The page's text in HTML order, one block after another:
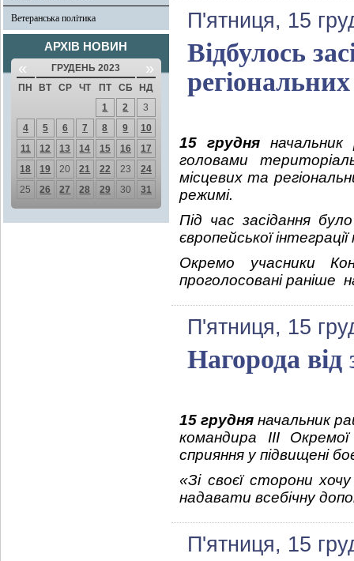
Ветеранська політика
АРХІВ НОВИН
« ГРУДЕНЬ 2023 »
ПН ВТ СР ЧТ ПТ СБ
НД
1
2
3
4
5 6 7 8 9
10
11
12 13 14 15 16
17
18
19 20 21 22 23
24
25
26 27 28 29 30 31
П'ятниця, 15
Відбулось
15 грудня начальник
головами
місцевих та
режимі.
Під час засідання
європейської
Окремо учасники
проголосовані раніше
П'ятниця, 15
Нагорода від
15 грудня начальник
командира ІІІ
сприяння у підвищені
«Зі своєї сторони
надавати всебічну
П'ятниця, 15